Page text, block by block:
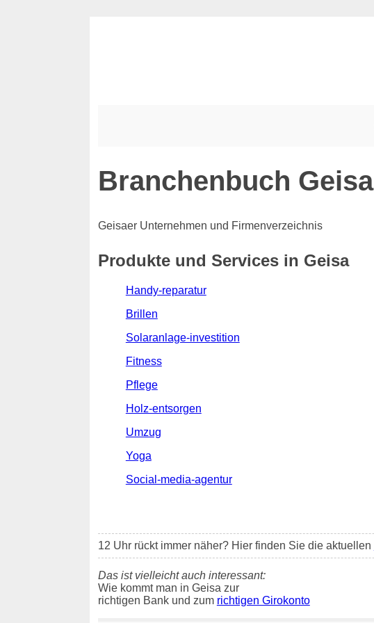
Branchenbuch Geisa
Geisaer Unternehmen und Firmenverzeichnis
Produkte und Services in Geisa
Handy-reparatur
Brillen
Solaranlage-investition
Fitness
Pflege
Holz-entsorgen
Umzug
Yoga
Social-media-agentur
12 Uhr rückt immer näher? Hier finden Sie die aktuellen
Das ist vielleicht auch interessant:
Wie kommt man in Geisa zur
richtigen Bank und zum richtigen Girokonto